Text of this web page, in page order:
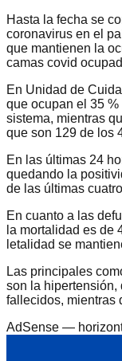
Hasta la fecha se
coronavirus en el
que mantienen la
camas covid
En Unidad de
que ocupan el 35
sistema, mientras
que son 129 de los
En las últimas 24
quedando la
de las últimas
En cuanto a las
la mortalidad es de
letalidad se
Las principales
son la hipertensión,
fallecidos, mientras
AdSense —